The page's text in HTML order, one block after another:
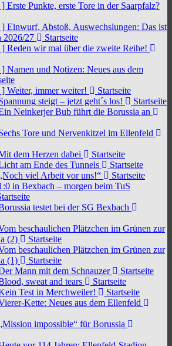
] Erste Punkte, erste Tore in der Saarpfalz?
] Einwurf, Abstoß, Auswechslungen: Das ist
2026/27
Startseite
] Reden wir mal über die zweite Reihe!
] Namen und Notizen: Neues aus dem
] Weiter, immer weiter!
Startseite
steigt – jetzt geht´s los!
Startseite
Neinkerjer Bub führt die Borussia an
Tore und Nervenkitzel im Ellenfeld
dem Herzen dabei
Startseite
am Ende des Tunnels
Startseite
viel Arbeit vor uns!“
Startseite
in Bexbach – morgen beim TuS
testet bei der SG Bexbach
beschaulichen Plätzchen im Grünen zur
(2)
Startseite
beschaulichen Plätzchen im Grünen zur
(1)
Startseite
Mann mit dem Schnauzer
Startseite
sweat and tears
Startseite
Test in Merchweiler!
Startseite
Kette: Neues aus dem Ellenfeld
impossible“ für Borussia